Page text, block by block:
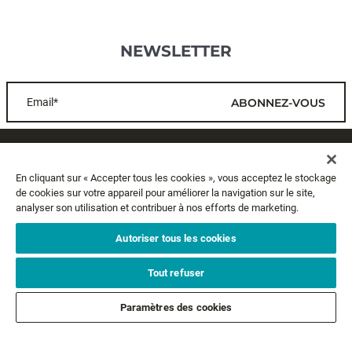
NEWSLETTER
Email* ABONNEZ-VOUS
A PROPOS
MENTIONS LÉGALES
SUIVEZ-NOUS
En cliquant sur « Accepter tous les cookies », vous acceptez le stockage
de cookies sur votre appareil pour améliorer la navigation sur le site,
analyser son utilisation et contribuer à nos efforts de marketing.
Autoriser tous les cookies
Tout refuser
Paramètres des cookies